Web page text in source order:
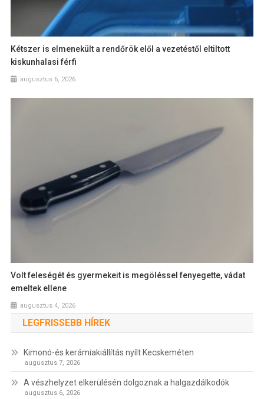
Kétszer is elmenekült a rendőrök elől a vezetéstől eltiltott
kiskunhalasi férfi
augusztus 6, 2026
Volt feleségét és gyermekeit is megöléssel fenyegette, vádat
emeltek ellene
augusztus 4, 2026
LEGFRISSEBB HÍREK
Kimonó-és kerámiakiállítás nyílt Kecskeméten
augusztus 7, 2026
A vészhelyzet elkerülésén dolgoznak a halgazdálkodók
augusztus 6, 2026